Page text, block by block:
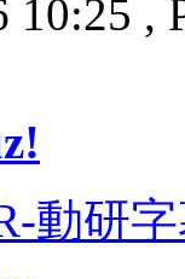
10:25 ,
動研